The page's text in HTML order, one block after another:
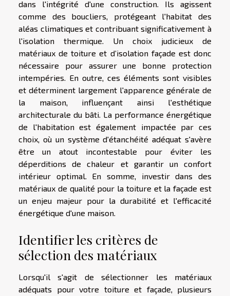
dans l'intégrité d'une construction. Ils agissent
comme des boucliers, protégeant l'habitat des
aléas climatiques et contribuant significativement à
l'isolation thermique. Un choix judicieux de
matériaux de toiture et d’isolation façade est donc
nécessaire pour assurer une bonne protection
intempéries. En outre, ces éléments sont visibles
et déterminent largement l'apparence générale de
la maison, influençant ainsi l'esthétique
architecturale du bâti. La performance énergétique
de l'habitation est également impactée par ces
choix, où un système d'étanchéité adéquat s'avère
être un atout incontestable pour éviter les
déperditions de chaleur et garantir un confort
intérieur optimal. En somme, investir dans des
matériaux de qualité pour la toiture et la façade est
un enjeu majeur pour la durabilité et l'efficacité
énergétique d'une maison.
Identifier les critères de
sélection des matériaux
Lorsqu'il s'agit de sélectionner les matériaux
adéquats pour votre toiture et façade, plusieurs